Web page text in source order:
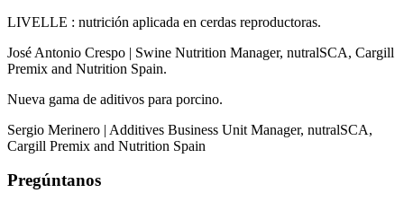
LIVELLE : nutrición aplicada en cerdas reproductoras.
José Antonio Crespo | Swine Nutrition Manager, nutralSCA, Cargill
Premix and Nutrition Spain.
Nueva gama de aditivos para porcino.
Sergio Merinero | Additives Business Unit Manager, nutralSCA,
Cargill Premix and Nutrition Spain
Pregúntanos